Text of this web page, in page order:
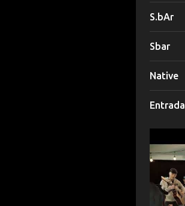
S.bAr
Sbar
Native